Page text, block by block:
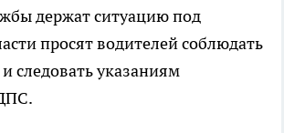
держат ситуацию под
просят водителей соблюдать
следовать указаниям